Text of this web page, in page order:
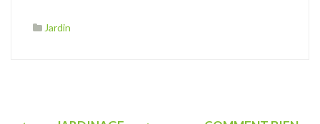
Jardin
N